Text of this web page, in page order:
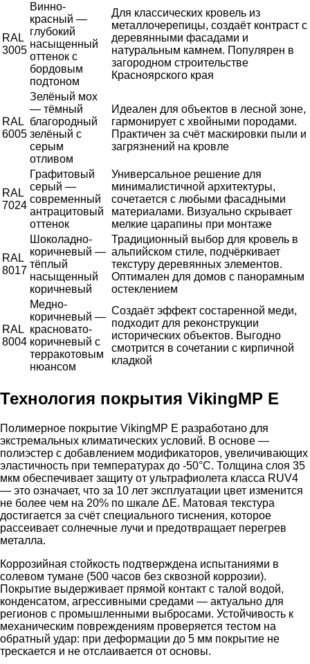
RAL
3005
Винно-
красный —
глубокий
насыщенный
оттенок с
бордовым
подтоном
Для классических кровель из
металлочерепицы, создаёт контраст с
деревянными фасадами и
натуральным камнем. Популярен в
загородном строительстве
Красноярского края
RAL
6005
Зелёный мох
— тёмный
благородный
зелёный с
серым
отливом
Идеален для объектов в лесной зоне,
гармонирует с хвойными породами.
Практичен за счёт маскировки пыли и
загрязнений на кровле
RAL
7024
Графитовый
серый —
современный
антрацитовый
оттенок
Универсальное решение для
минималистичной архитектуры,
сочетается с любыми фасадными
материалами. Визуально скрывает
мелкие царапины при монтаже
RAL
8017
Шоколадно-
коричневый —
тёплый
насыщенный
коричневый
Традиционный выбор для кровель в
альпийском стиле, подчёркивает
текстуру деревянных элементов.
Оптимален для домов с панорамным
остеклением
RAL
8004
Медно-
коричневый —
красновато-
коричневый с
терракотовым
нюансом
Создаёт эффект состаренной меди,
подходит для реконструкции
исторических объектов. Выгодно
смотрится в сочетании с кирпичной
кладкой
Технология покрытия VikingMP E
Полимерное покрытие VikingMP E разработано для
экстремальных климатических условий. В основе —
полиэстер с добавлением модификаторов, увеличивающих
эластичность при температурах до -50°C. Толщина слоя 35
мкм обеспечивает защиту от ультрафиолета класса RUV4
— это означает, что за 10 лет эксплуатации цвет изменится
не более чем на 20% по шкале ΔE. Матовая текстура
достигается за счёт специального тиснения, которое
рассеивает солнечные лучи и предотвращает перегрев
металла.
Коррозийная стойкость подтверждена испытаниями в
солевом тумане (500 часов без сквозной коррозии).
Покрытие выдерживает прямой контакт с талой водой,
конденсатом, агрессивными средами — актуально для
регионов с промышленными выбросами. Устойчивость к
механическим повреждениям проверяется тестом на
обратный удар: при деформации до 5 мм покрытие не
трескается и не отслаивается от основы.